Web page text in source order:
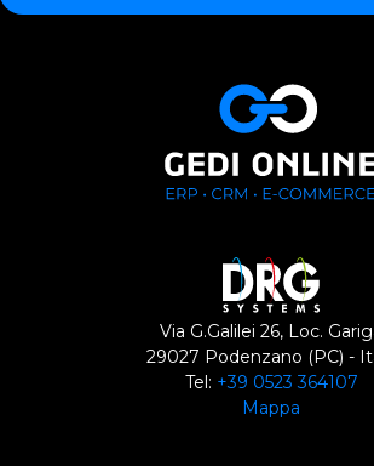
Via G.Galilei 26, Loc.
29027 Podenzano (PC) -
Tel: +39 0523 364107
Mappa